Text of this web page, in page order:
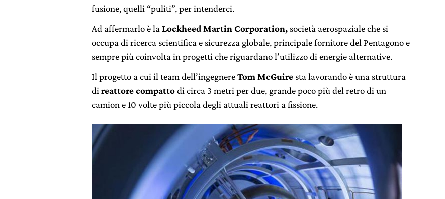
fusione, quelli “puliti”, per intenderci.
Ad affermarlo è la Lockheed Martin Corporation, società aerospaziale che si
occupa di ricerca scientifica e sicurezza globale, principale fornitore del Pentagono e
sempre più coinvolta in progetti che riguardano l’utilizzo di energie alternative.
Il progetto a cui il team dell’ingegnereTom McGuire sta lavorando è una struttura
di reattore compattodi circa 3 metri per due, grande poco più del retro di un
camion e 10 volte più piccola degli attuali reattori a fissione.